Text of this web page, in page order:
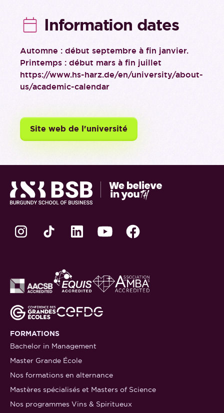
Information dates
Automne : début septembre à fin janvier.
Printemps : début mars à fin juillet
https://www.hs-harz.de/en/university/about-
us/academic-calendar
Site web de l'université
FORMATIONS
Bachelor in Management
Master Grande École
Nos formations en alternance
Mastères spécialisés et Masters of Science
Nos programmes Vins & Spiritueux